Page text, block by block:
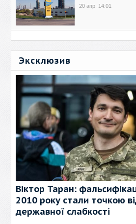
20 апр, 14:01
Эксклюзив
Віктор Таран:
2010 року стали точкою
державної слабкості